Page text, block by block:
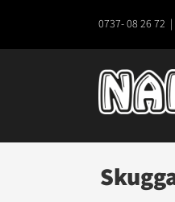
0737- 08 26 72 |